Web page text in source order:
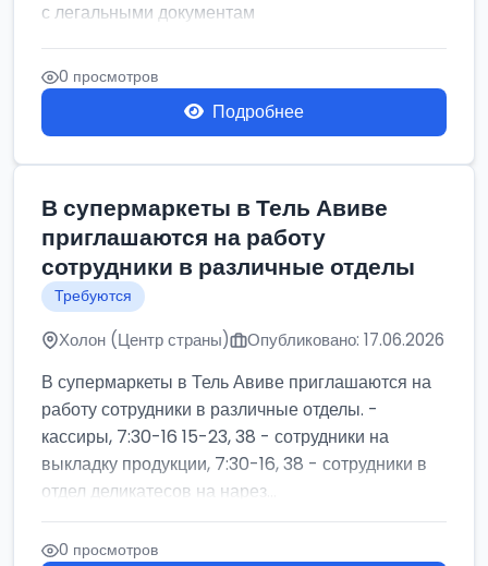
с легальными документам
0 просмотров
Подробнее
В супермаркеты в Тель Авиве
приглашаются на работу
сотрудники в различные отделы
Требуются
Холон (Центр страны) Опубликовано: 17.06.2026
В супермаркеты в Тель Авиве приглашаются на
работу сотрудники в различные отделы. -
кассиры, 7:30-16 15-23, 38 - сотрудники на
выкладку продукции, 7:30-16, 38 - сотрудники в
отдел деликатесов на нарез...
0 просмотров